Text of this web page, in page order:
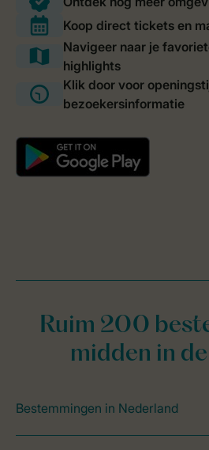
Ruim 200
midden in
Bestemmingen in Nederland